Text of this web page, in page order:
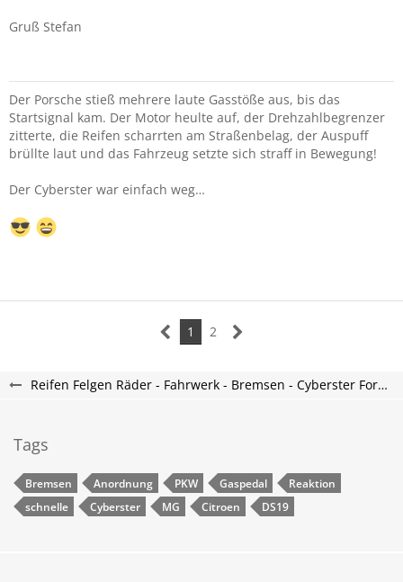
Gruß Stefan
Der Porsche stieß mehrere laute Gasstöße aus, bis das
Startsignal kam. Der Motor heulte auf, der Drehzahlbegrenzer
zitterte, die Reifen scharrten am Straßenbelag, der Auspuff
brüllte laut und das Fahrzeug setzte sich straff in Bewegung!
Der Cyberster war einfach weg…
1 2
Reifen Felgen Räder - Fahrwerk - Bremsen - Cyberster Forum
Tags
Bremsen Anordnung PKW Gaspedal
Reaktion
schnelle
Cyberster MG Citroen DS19